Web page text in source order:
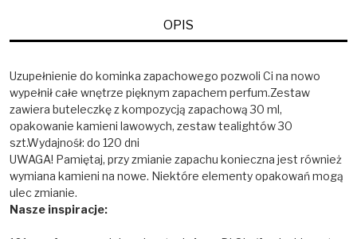
OPIS
Uzupełnienie do kominka zapachowego pozwoli Ci na nowo
wypełnił całe wnętrze pięknym zapachem perfum.Zestaw
zawiera buteleczkę z kompozycją zapachową 30 ml,
opakowanie kamieni lawowych, zestaw tealightów 30
szt.Wydajnośł: do 120 dni
UWAGA! Pamiętaj, przy zmianie zapachu konieczna jest również
wymiana kamieni na nowe. Niektóre elementy opakowań mogą
ulec zmianie.
Nasze inspiracje: